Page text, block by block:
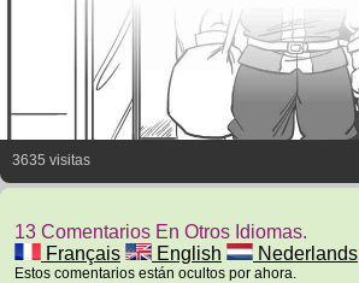
3635 visitas
13 Comentarios En Otros Idiomas.
Français
English Nederlands
Estos comentarios están ocultos por ahora.